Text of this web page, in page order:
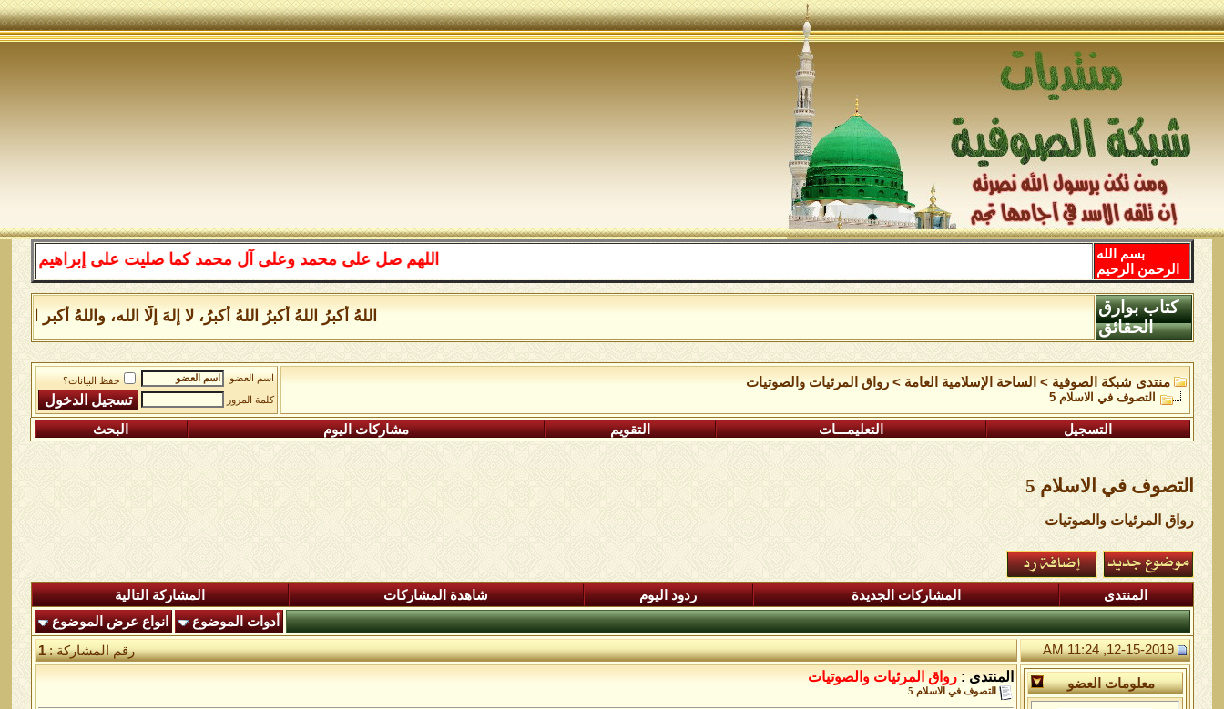
اللهم صل على محمد وعلى آل محمد كما صليت على إبراهيم وعلى آل
بسم الله
الرحمن الرحيم
اللهُ أكبرُ اللهُ أكبرُ اللهُ أكبرُ، لا إلهَ إلَّا الله، واللهُ أكبر
كتاب بوارق
الحقائق
منتدى شبكة الصوفية > الساحة اﻹسلامية العامة >رواق المرئيات والصوتيات
التصوف في الاسلام 5
اسم العضو
حفظ البيانات؟
كلمة المرور
التسجيل التعليمـــات التقويم مشاركات اليوم البحث
التصوف في الاسلام 5
رواق المرئيات والصوتيات
المنتدى المشاركات الجديدة ردود اليوم شاهدة المشاركات
المشاركة التالية
أدوات الموضوع
انواع عرض الموضوع
12-15-2019, 11:24 AM
رقم المشاركة :1
معلومات العضو المنتدى : رواق المرئيات والصوتيات
التصوف في الاسلام 5